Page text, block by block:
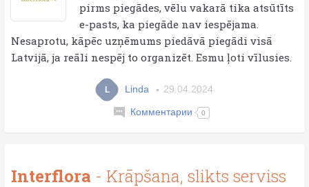
pirms piegādes, vēlu vakarā tika atsūtīts
e-pasts, ka piegāde nav iespējama.
Nesaprotu, kāpēc uzņēmums piedāvā piegādi visā
Latvijā, ja reāli nespēj to organizēt. Esmu ļoti vīlusies.
L Linda 29.04.2024
Комментарии 0
Interflora - Krāpšana, slikts serviss